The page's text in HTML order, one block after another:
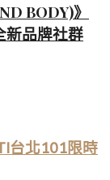
BODY)》
新品牌社群
台北101限時